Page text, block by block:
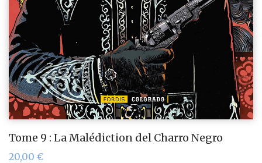
Tome 9 : La Malédiction del Charro Negro
20,00 €